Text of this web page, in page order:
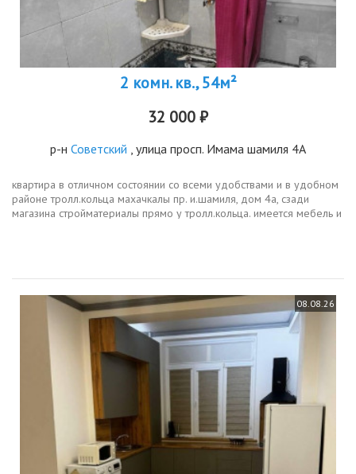
2 комн. кв., 54м²
32 000 ₽
р-н Советский , улица просп. Имама шамиля 4А
квартира в отличном состоянии со всеми удобствами и в удобном
районе тролл.кольца махачкалы пр. и.шамиля, дом 4а, сзади
магазина стройматериалы прямо у тролл.кольца. имеется мебель и
08.08.26